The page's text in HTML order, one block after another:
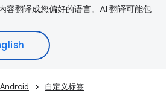
容翻译成您偏好的语言。AI 翻译可能包
自定义标签